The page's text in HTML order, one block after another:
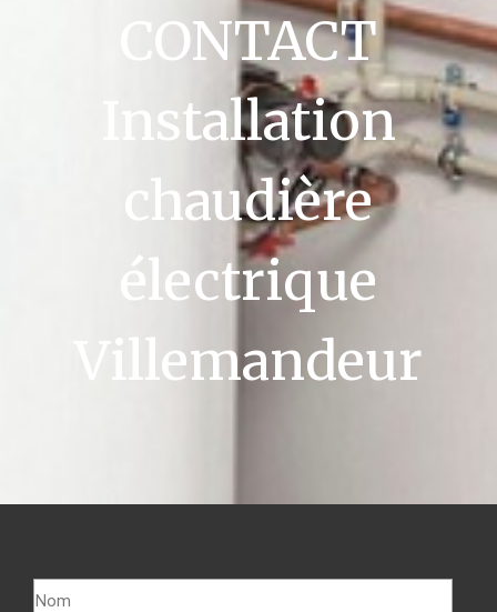
CONTACT
Installation
chaudière
électrique
Villemandeur